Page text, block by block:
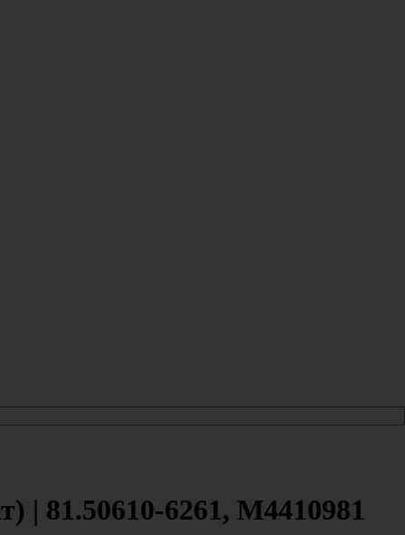
| 81.50610-6261, M4410981